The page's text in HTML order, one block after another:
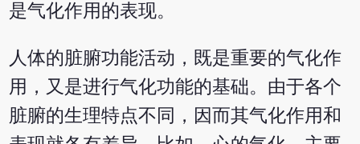
是气化作用的表现。
人体的脏腑功能活动，既是重要的气化作
用，又是进行气化功能的基础。由于各个
脏腑的生理特点不同，因而其气化作用和